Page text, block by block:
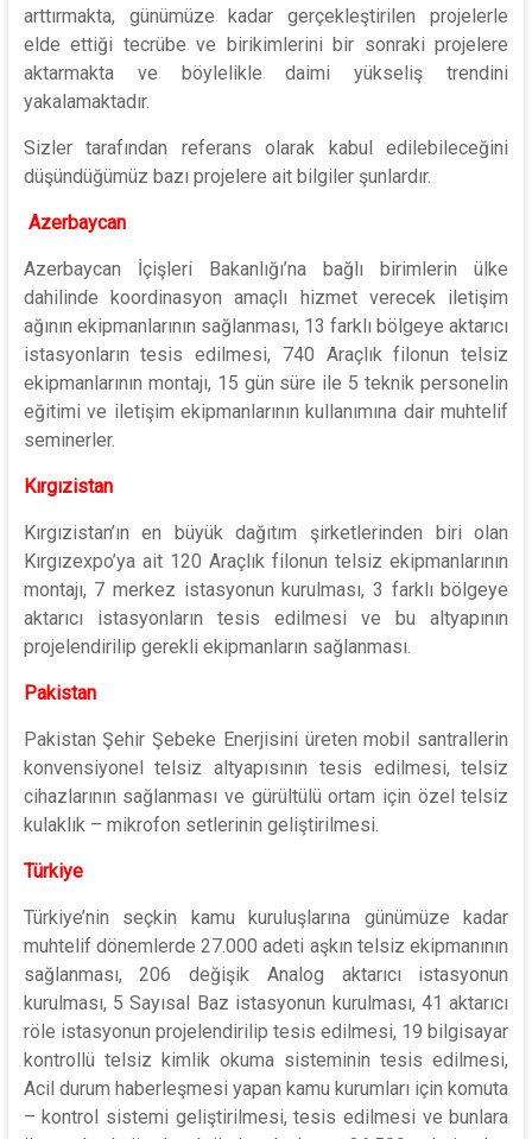
arttırmakta, günümüze kadar gerçekleştirilen projelerle
elde ettiği tecrübe ve birikimlerini bir sonraki projelere
aktarmakta ve böylelikle daimi yükseliş trendini
yakalamaktadır.
Sizler tarafından referans olarak kabul edilebileceğini
düşündüğümüz bazı projelere ait bilgiler şunlardır.
Azerbaycan
Azerbaycan İçişleri Bakanlığı’na bağlı birimlerin ülke
dahilinde koordinasyon amaçlı hizmet verecek iletişim
ağının ekipmanlarının sağlanması, 13 farklı bölgeye aktarıcı
istasyonların tesis edilmesi, 740 Araçlık filonun telsiz
ekipmanlarının montajı, 15 gün süre ile 5 teknik personelin
eğitimi ve iletişim ekipmanlarının kullanımına dair muhtelif
seminerler.
Kırgızistan
Kırgızistan’ın en büyük dağıtım şirketlerinden biri olan
Kırgızexpo’ya ait 120 Araçlık filonun telsiz ekipmanlarının
montajı, 7 merkez istasyonun kurulması, 3 farklı bölgeye
aktarıcı istasyonların tesis edilmesi ve bu altyapının
projelendirilip gerekli ekipmanların sağlanması.
Pakistan
Pakistan Şehir Şebeke Enerjisini üreten mobil santrallerin
konvensiyonel telsiz altyapısının tesis edilmesi, telsiz
cihazlarının sağlanması ve gürültülü ortam için özel telsiz
kulaklık – mikrofon setlerinin geliştirilmesi.
Türkiye
Türkiye’nin seçkin kamu kuruluşlarına günümüze kadar
muhtelif dönemlerde 27.000 adeti aşkın telsiz ekipmanının
sağlanması, 206 değişik Analog aktarıcı istasyonun
kurulması, 5 Sayısal Baz istasyonun kurulması, 41 aktarıcı
röle istasyonun projelendirilip tesis edilmesi, 19 bilgisayar
kontrollü telsiz kimlik okuma sisteminin tesis edilmesi,
Acil durum haberleşmesi yapan kamu kurumları için komuta
– kontrol sistemi geliştirilmesi, tesis edilmesi ve bunlara